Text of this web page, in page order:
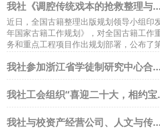
言大学等高校的专家学者出席了会议，我
观明和人文事业部全体编辑参加线上会议
学话语建构丛书”由我社出版。
我社《调腔传统戏本的抢救整理与研究》入选《2021—2035
近日，全国古籍整理出版规划领导小组
年国家古籍工作规划》，对全国古籍工作
务和重点工程项目作出规划部署，公布了
出版项目，我社《调腔传统戏本的抢救整
我社参加浙江省学徒制
我社工
我社与校资产经营公司、人文与传播